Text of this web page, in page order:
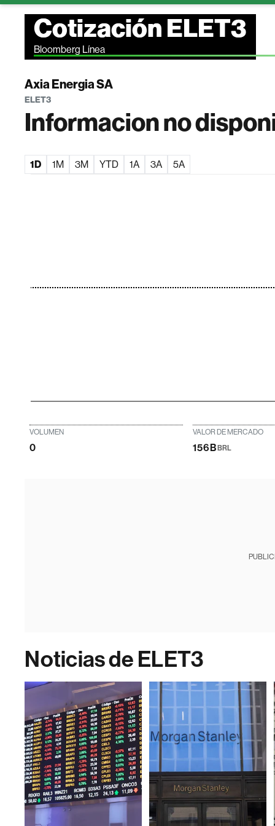
Cotización ELET3
Bloomberg Línea
Axia Energia SA
ELET3
Informacion no
1D 1M 3M YTD 1A 3A 5A
VOLUMEN
0
VALOR DE MERCADO
156BBRL
Noticias de ELET3